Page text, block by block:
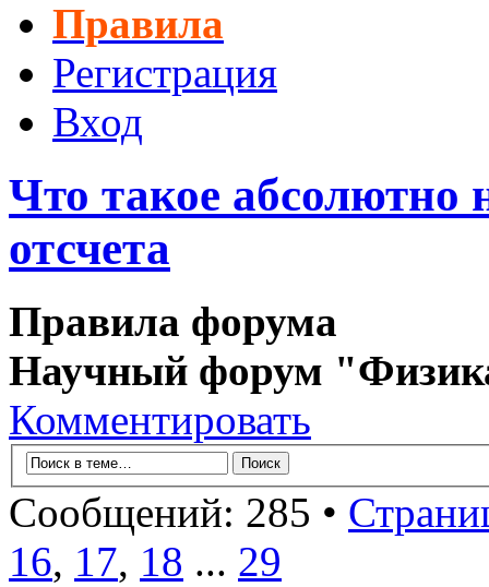
Правила
Регистрация
Вход
Что такое абсолютно
отсчета
Правила форума
Научный форум
Комментировать
Сообщений: 285 •
16, 17, 18 ... 29